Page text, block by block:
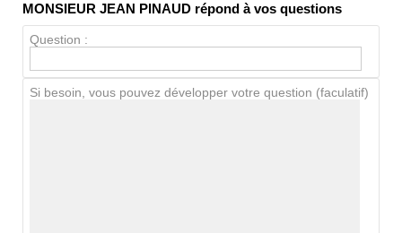
MONSIEUR JEAN PINAUD répond à vos questions
Question :
Si besoin, vous pouvez développer votre question (faculatif)